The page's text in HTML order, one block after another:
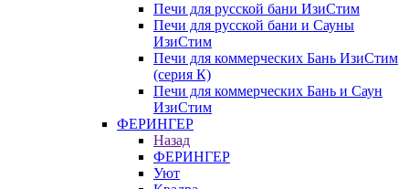
Печи для русской бани ИзиСтим
Печи для русской бани и Сауны
ИзиСтим
Печи для коммерческих Бань ИзиСтим
(серия К)
Печи для коммерческих Бань и Саун
ИзиСтим
ФЕРИНГЕР
Назад
ФЕРИНГЕР
Уют